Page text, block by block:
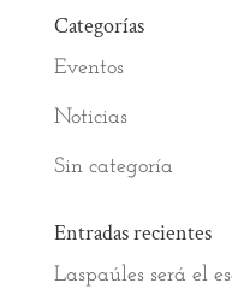
Categorías
Eventos
Noticias
Sin categoría
Entradas recientes
Laspaúles será el